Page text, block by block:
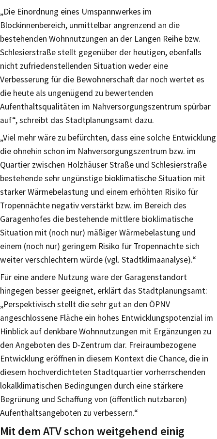
„Die Einordnung eines Umspannwerkes im
Blockinnenbereich, unmittelbar angrenzend an die
bestehenden Wohnnutzungen an der Langen Reihe bzw.
Schlesierstraße stellt gegenüber der heutigen, ebenfalls
nicht zufriedenstellenden Situation weder eine
Verbesserung für die Bewohnerschaft dar noch wertet es
die heute als ungenügend zu bewertenden
Aufenthaltsqualitäten im Nahversorgungszentrum spürbar
auf“, schreibt das Stadtplanungsamt dazu.
„Viel mehr wäre zu befürchten, dass eine solche Entwicklung
die ohnehin schon im Nahversorgungszentrum bzw. im
Quartier zwischen Holzhäuser Straße und Schlesierstraße
bestehende sehr ungünstige bioklimatische Situation mit
starker Wärmebelastung und einem erhöhten Risiko für
Tropennächte negativ verstärkt bzw. im Bereich des
Garagenhofes die bestehende mittlere bioklimatische
Situation mit (noch nur) mäßiger Wärmebelastung und
einem (noch nur) geringem Risiko für Tropennächte sich
weiter verschlechtern würde (vgl. Stadtklimaanalyse).“
Für eine andere Nutzung wäre der Garagenstandort
hingegen besser geeignet, erklärt das Stadtplanungsamt:
„Perspektivisch stellt die sehr gut an den ÖPNV
angeschlossene Fläche ein hohes Entwicklungspotenzial im
Hinblick auf denkbare Wohnnutzungen mit Ergänzungen zu
den Angeboten des D-Zentrum dar. Freiraumbezogene
Entwicklung eröffnen in diesem Kontext die Chance, die in
diesem hochverdichteten Stadtquartier vorherrschenden
lokalklimatischen Bedingungen durch eine stärkere
Begrünung und Schaffung von (öffentlich nutzbaren)
Aufenthaltsangeboten zu verbessern.“
Mit dem ATV schon weitgehend einig